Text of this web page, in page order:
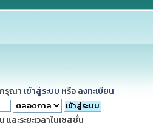
กรุณา เข้าสู่ระบบ หรือ ลงทะเบียน
ละระยะเวลาในเซสชั่น